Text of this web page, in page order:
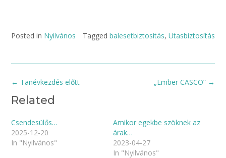
Posted in Nyilvános Tagged balesetbiztosítás, Utasbiztosítás
Post
„Ember CASCO” →
← Tanévkezdés előtt
Related
Csendesülős…
2025-12-20
In "Nyilvános"
Amikor egekbe szöknek az
árak…
2023-04-27
In "Nyilvános"